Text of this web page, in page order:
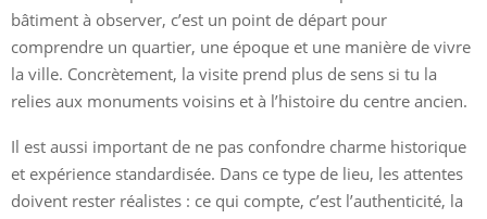
bâtiment à observer, c’est un point de départ pour
comprendre un quartier, une époque et une manière de vivre
la ville. Concrètement, la visite prend plus de sens si tu la
relies aux monuments voisins et à l’histoire du centre ancien.
Il est aussi important de ne pas confondre charme historique
et expérience standardisée. Dans ce type de lieu, les attentes
doivent rester réalistes : ce qui compte, c’est l’authenticité, la